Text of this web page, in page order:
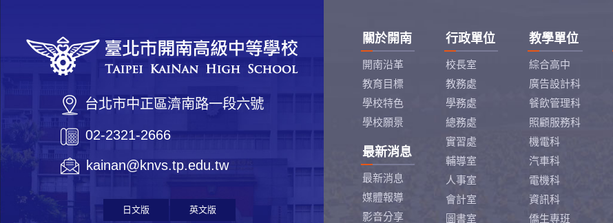
台北市中正區濟南路一段六號
02-2321-2666
kainan@knvs.tp.edu.tw
日文版 英文版
關於開南
開南沿革
教育目標
學校特色
學校願景
最新消息
最新消息
媒體報導
影音分享
行政單位
校長室
教務處
學務處
總務處
實習處
輔導室
人事室
會計室
圖書室
教學單位
綜合高中
廣告設計科
餐飲管理科
照顧服務科
機電科
汽車科
電機科
資訊科
僑生專班